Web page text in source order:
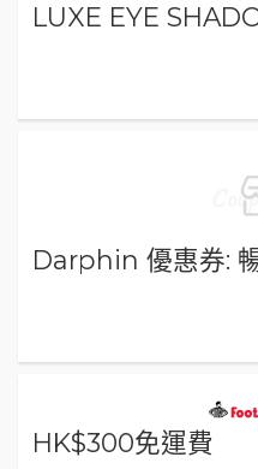
LUXE EYE
Darphin 優惠券:
HK$300免運費